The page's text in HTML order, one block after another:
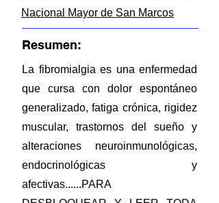
Nacional Mayor de San Marcos
Resumen:
La fibromialgia es una enfermedad
que cursa con dolor espontáneo
generalizado, fatiga crónica, rigidez
muscular, trastornos del sueño y
alteraciones neuroinmunológicas,
endocrinológicas y
afectivas......PARA